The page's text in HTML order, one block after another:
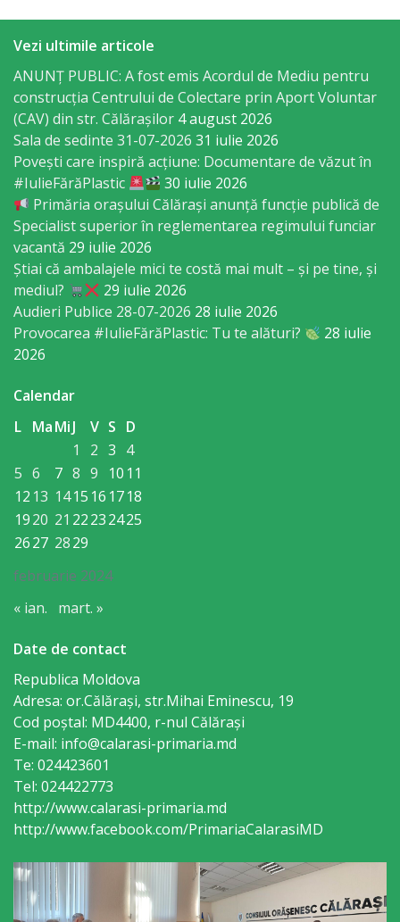
Olimpice
Călărași
Stadionul
orășenesc
Muzeul
de
Istorie
şi
Etnografie
„Dumitru
Russu”
or.
Călăraşi
Î.M.
Gospodăria
Comunal
Locativă
Centrul
de
Tineret
Noutăți
Cultură/tineret/sport
Programe
de
Vezi ultimile articole
ANUNȚ PUBLIC: A fost emis Acordul de Mediu pentru
construcția Centrului de Colectare prin Aport Voluntar
(CAV) din str. Călărașilor 4 august 2026
Sala de sedinte 31-07-2026 31 iulie 2026
Povești care inspiră acțiune: Documentare de văzut în
#IulieFărăPlastic
30 iulie 2026
Primăria orașului Călărași anunță funcție publică de
Specialist superior în reglementarea regimului funciar
vacantă 29 iulie 2026
Știai că ambalajele mici te costă mai mult – și pe tine, și
mediul?
29 iulie 2026
Audieri Publice 28-07-2026 28 iulie 2026
Provocarea #IulieFărăPlastic: Tu te alături?
28 iulie
2026
Calendar
februarie 2024
L MaMiJ V S D
1
2 3 4
5 6 7 8 9 10 11
12 13 1415 16 1718
1920 21 22232425
2627 2829
« ian. mart. »
Date de contact
Republica Moldova
Adresa: or.Călăraşi, str.Mihai Eminescu, 19
Cod poștal: MD4400, r-nul Călăraşi
E-mail: info@calarasi-primaria.md
Te: 024423601
Tel: 024422773
http://www.calarasi-primaria.md
http://www.facebook.com/PrimariaCalarasiMD